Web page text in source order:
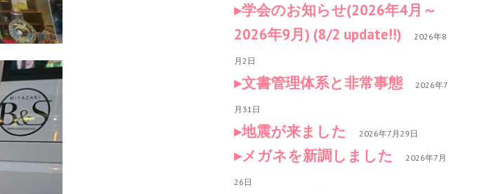
学会のお知らせ(2026年4月～
2026年9月) (8/2 update!!)
2026年8
月2日
文書管理体系と非常事態 2026年7
月31日
地震が来ました 2026年7月29日
メガネを新調しました 2026年7月
26日